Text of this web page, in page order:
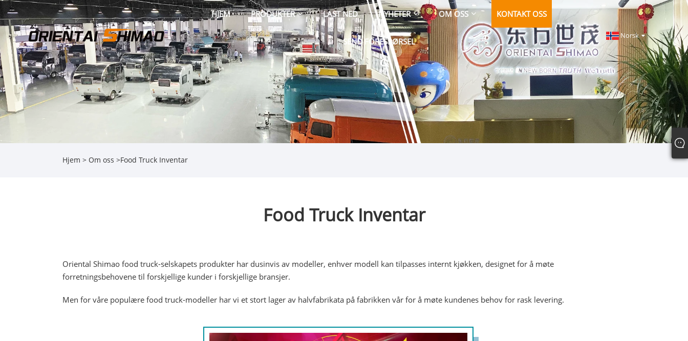
HJEM PRODUKTER LAST NED NYHETER OM OSS KONTAKT OSS
SEND FORESPØRSEL
Norsk‎
Hjem > Om oss >Food Truck Inventar
Food Truck Inventar
Oriental Shimao food truck-selskapets produkter har dusinvis av modeller, enhver modell kan tilpasses internt kjøkken, designet for å møte
forretningsbehovene til forskjellige kunder i forskjellige bransjer.
Men for våre populære food truck-modeller har vi et stort lager av halvfabrikata på fabrikken vår for å møte kundenes behov for rask levering.